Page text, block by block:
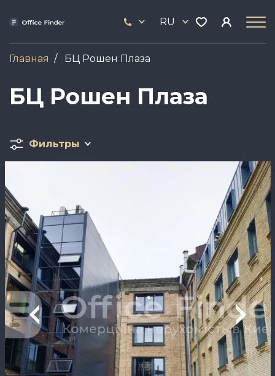
содержанию
444
17
RU
Главная БЦ Рошен Плаза
БЦ Рошен Плаза
Фильтры